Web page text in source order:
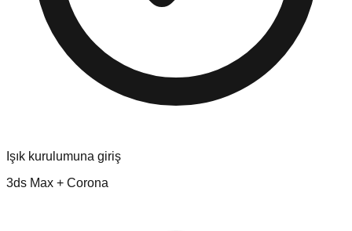
Işık kurulumuna giriş
3ds Max + Corona